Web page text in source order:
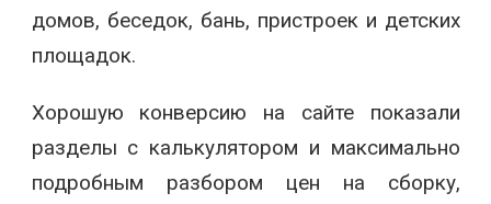
домов, беседок, бань, пристроек и детских
площадок.
Хорошую конверсию на сайте показали
разделы с калькулятором и максимально
подробным разбором цен на сборку,